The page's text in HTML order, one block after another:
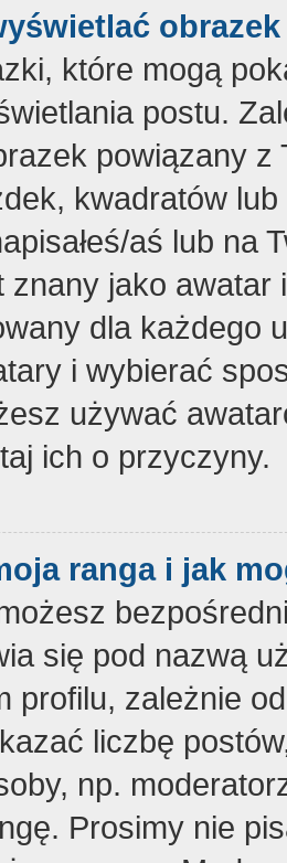
które mogą
postu.
powiązany z
kwadratów
aś lub na
znany jako
dla każdego
i wybierać
używać
ich o przyczyny.
ranga i jak
się pod nazwą
profilu, zależnie
liczbę
np.
Prosimy nie